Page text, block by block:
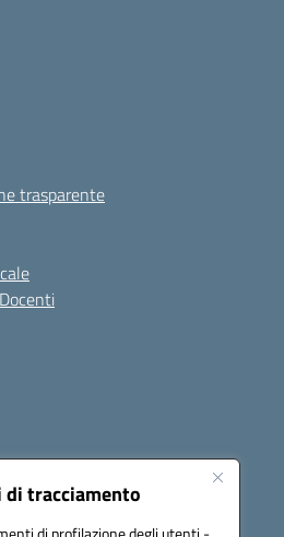
tracciamento
trasparente